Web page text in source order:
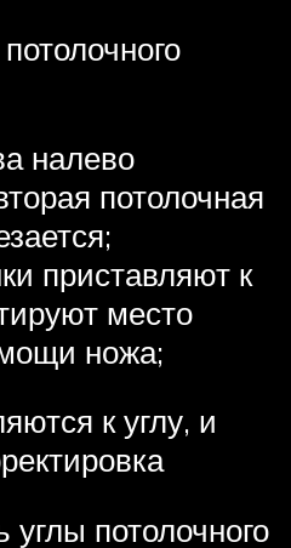
налево
потолочная
приставляют к
место
ножа;
к углу, и
углы потолочного